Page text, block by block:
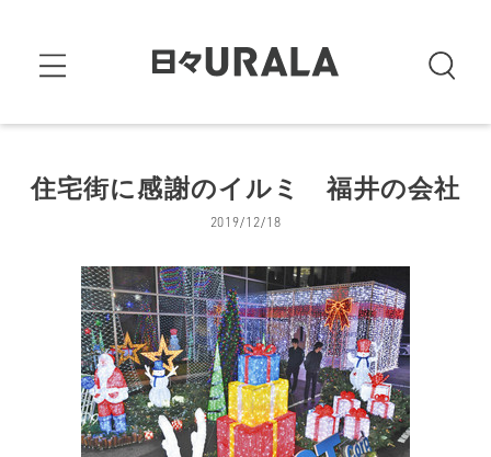
住宅街に感謝のイルミ 福井の会社
2019/12/18